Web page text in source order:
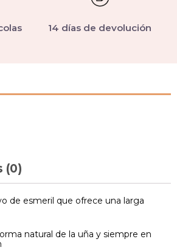
14 días de devolución
(0)
de esmeril que ofrece una larga
natural de la uña y siempre en